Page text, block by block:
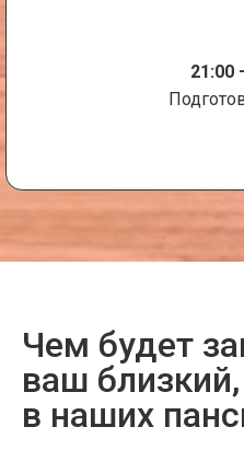
21:00
Чем будет
ваш
в наших